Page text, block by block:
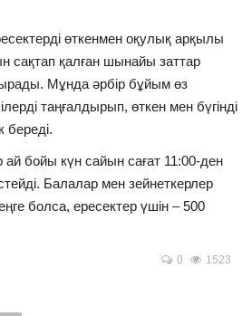
өткенмен оқулық арқылы
сақтап қалған шынайы заттар
Мұнда әрбір бұйым өз
таңғалдырып, өткен мен бүгінді
береді.
ай бойы күн сайын сағат 11:00-ден
Балалар мен зейнеткерлер
болса, ересектер үшін – 500
0 1523